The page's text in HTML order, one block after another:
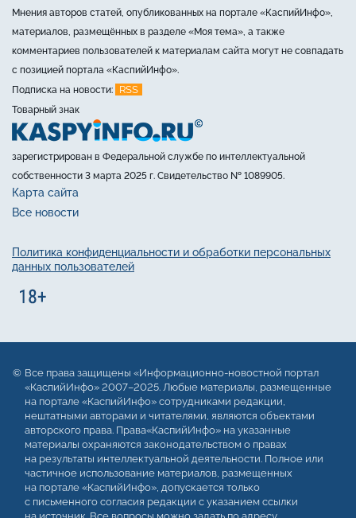
Мнения авторов статей, опубликованных на портале «КаспийИнфо»,
материалов, размещённых в разделе «Моя тема», а также
комментариев пользователей к материалам сайта могут не совпадать
с позицией портала «КаспийИнфо».
Подписка на новости:
RSS
Товарный знак
зарегистрирован в Федеральной службе по интеллектуальной
собственности 3 марта 2025 г. Свидетельство № 1089905.
Карта сайта
Все новости
Политика конфиденциальности и обработки персональных
данных пользователей
Все права защищены «Информационно-новостной портал
«КаспийИнфо» 2007–2025. Любые материалы, размещенные
на портале «КаспийИнфо» сотрудниками редакции,
нештатными авторами и читателями, являются объектами
авторского права. Права«КаспийИнфо» на указанные
материалы охраняются законодательством о правах
на результаты интеллектуальной деятельности. Полное или
частичное использование материалов, размещенных
на портале «КаспийИнфо», допускается только
с письменного согласия редакции с указанием ссылки